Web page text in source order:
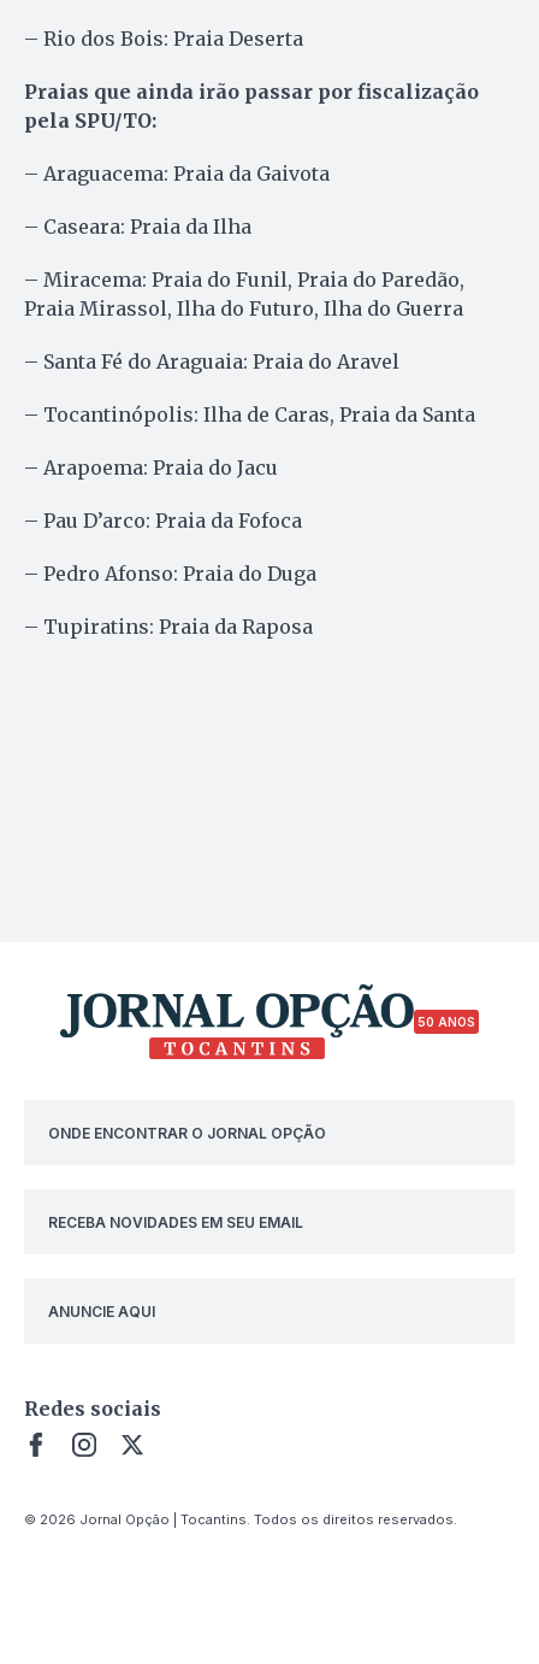
– Rio dos Bois: Praia Deserta
Praias que ainda irão passar por fiscalização
pela SPU/TO:
– Araguacema: Praia da Gaivota
– Caseara: Praia da Ilha
– Miracema: Praia do Funil, Praia do Paredão,
Praia Mirassol, Ilha do Futuro, Ilha do Guerra
– Santa Fé do Araguaia: Praia do Aravel
– Tocantinópolis: Ilha de Caras, Praia da Santa
– Arapoema: Praia do Jacu
– Pau D’arco: Praia da Fofoca
– Pedro Afonso: Praia do Duga
– Tupiratins: Praia da Raposa
50 ANOS
ONDE ENCONTRAR O JORNAL OPÇÃO
RECEBA NOVIDADES EM SEU EMAIL
ANUNCIE AQUI
Redes sociais
© 2026 Jornal Opção | Tocantins. Todos os direitos reservados.